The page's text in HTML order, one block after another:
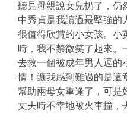
聽見母親說女兒扔了，仍
中秀貞是我讀過最堅強的
很值得欣賞的小女孩。小
時，我不禁微笑了起來。
去救一個被成年男人逗的
情！讓我感到難過的是這
幫助兩母女重逢了，可是
丈夫時不幸地被火車撞，